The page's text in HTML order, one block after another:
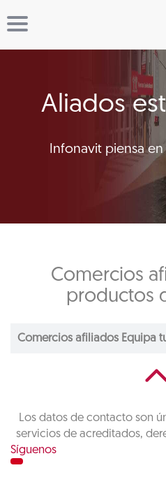
Aliados
Infonavit piensa
Comercios
productos
Comercios afiliados Equipa
Los datos de contacto son
servicios de acreditados,
Síguenos